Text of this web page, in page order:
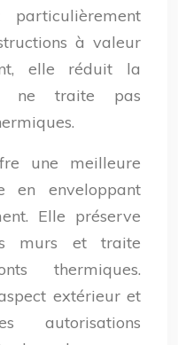
à valeur
elle réduit la
ne traite pas
une meilleure
en enveloppant
Elle préserve
murs et traite
thermiques.
extérieur et
autorisations